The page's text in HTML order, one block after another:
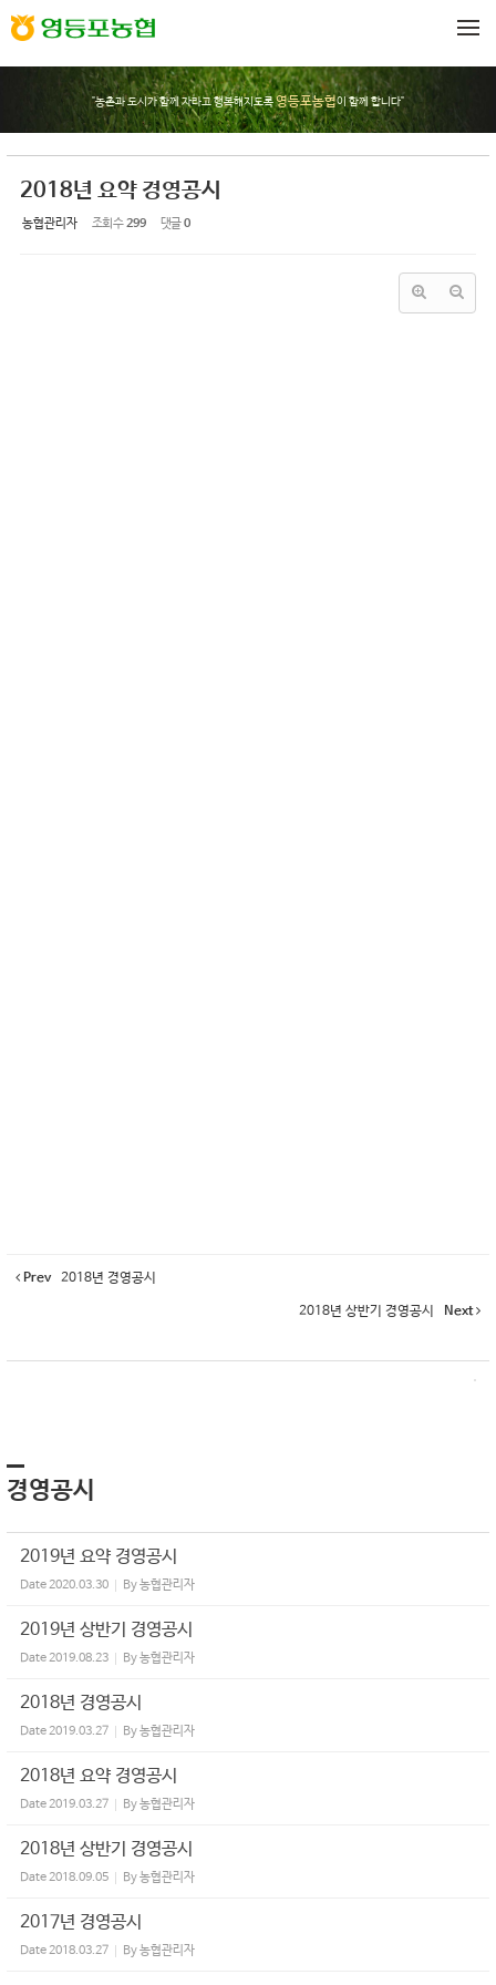
"농촌과 도시가 함께 자라고 행복해지도록영등포농협이 함께 합니다"
2018년 요약 경영공시
농협관리자 조회 수299 댓글0
Prev 2018년 경영공시
2018년 상반기 경영공시 Next
경영공시
2019년 요약 경영공시
Date2020.03.30 By농협관리자
2019년 상반기 경영공시
Date2019.08.23 By농협관리자
2018년 경영공시
Date2019.03.27 By농협관리자
2018년 요약 경영공시
Date2019.03.27 By농협관리자
2018년 상반기 경영공시
Date2018.09.05 By농협관리자
2017년 경영공시
Date2018.03.27 By농협관리자